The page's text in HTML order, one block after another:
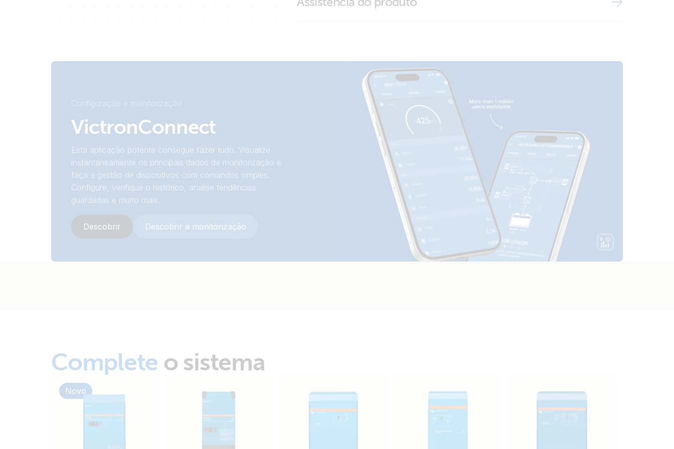
VE.Bus Smart Dongle
Configuração e monitorização
VictronConnect
Esta aplicação potente consegue fazer tudo. Visualize
instantaneamente os principais dados de monitorização e
faça a gestão de dispositivos com comandos simples.
Configure, verifique o histórico, analise tendências
guardadas e muito mais.
Descobrir Descobrir a monitorização
Complete o sistema
Novo